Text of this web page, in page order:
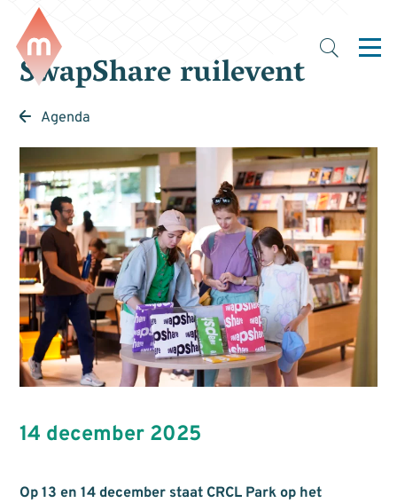
SwapShare ruilevent
Agenda
14 december 2025
Op 13 en 14 december staat CRCL Park op het